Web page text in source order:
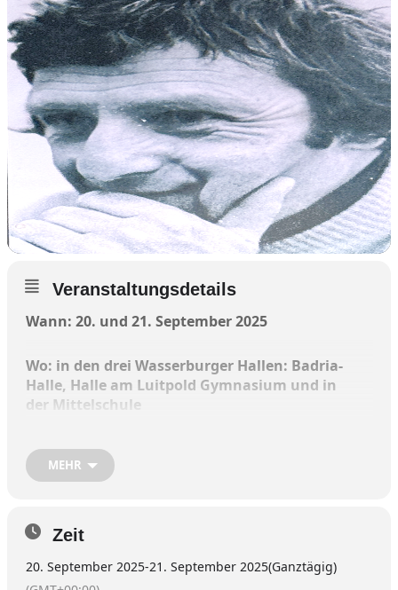
Veranstaltungsdetails
Wann: 20. und 21. September 2025
Wo: in den drei Wasserburger Hallen: Badria-
Halle, Halle am Luitpold Gymnasium und in
der Mittelschule
Wer: Altersklassen U12 bis U18 – männlich
und weiblich
Die Wasserburger Basketball-Abteilung wird
dieses Jahr 70 Jahre alt und richtet anlässlich
MEHR
Zeit
20. September 2025-21. September 2025(Ganztägig)